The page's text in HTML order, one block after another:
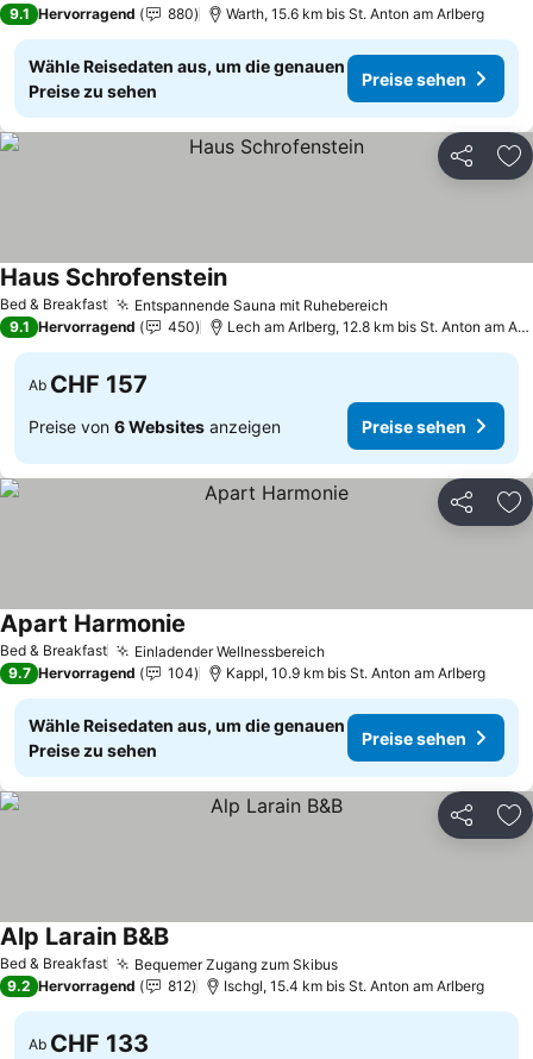
9.1 Hervorragend 880 Warth, 15.6 km bis St. Anton am Arlberg
Wähle Reisedaten aus, um die genauen
Preise zu sehen
Preise sehen
Teilen
Bed & Breakfast Entspannende Sauna mit Ruhebereich
Haus Schrofenstein
9.1 Hervorragend 450 Lech am Arlberg, 12.8 km bis St. Anton am Arlberg
Ab CHF 157
Preise von 6 Websites anzeigen Preise sehen
Teilen
Bed & Breakfast Einladender Wellnessbereich
Apart Harmonie
9.7 Hervorragend 104 Kappl, 10.9 km bis St. Anton am Arlberg
Wähle Reisedaten aus, um die genauen
Preise zu sehen
Preise sehen
Teilen
Bed & Breakfast Bequemer Zugang zum Skibus
Alp Larain B&B
9.2 Hervorragend 812 Ischgl, 15.4 km bis St. Anton am Arlberg
Ab CHF 133